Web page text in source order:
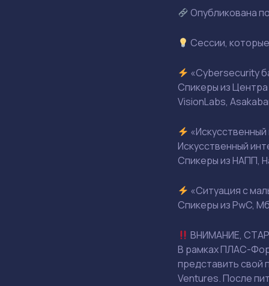
Опубликована
Сессии,
«Cybersecurity
Спикеры из
VisionLabs,
Искусственный
Спикеры из НАПП,
«Ситуация с
Спикеры из PwC,
ВНИМАНИЕ,
В рамках ПЛАС-
представить свой
Ventures. После